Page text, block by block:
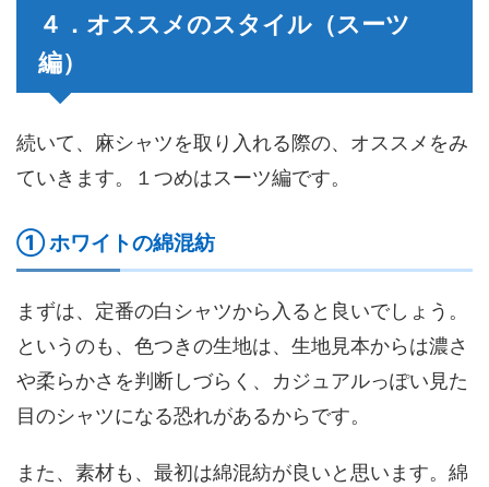
４．オススメのスタイル（スーツ
編）
続いて、麻シャツを取り入れる際の、オススメをみ
ていきます。１つめはスーツ編です。
① ホワイトの綿混紡
まずは、定番の白シャツから入ると良いでしょう。
というのも、色つきの生地は、生地見本からは濃さ
や柔らかさを判断しづらく、カジュアルっぽい見た
目のシャツになる恐れがあるからです。
また、素材も、最初は綿混紡が良いと思います。綿